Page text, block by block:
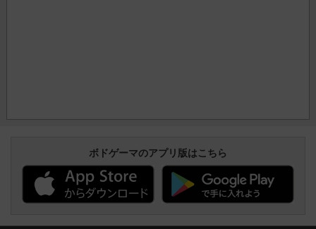
ボドゲーマのアプリ版はこちら